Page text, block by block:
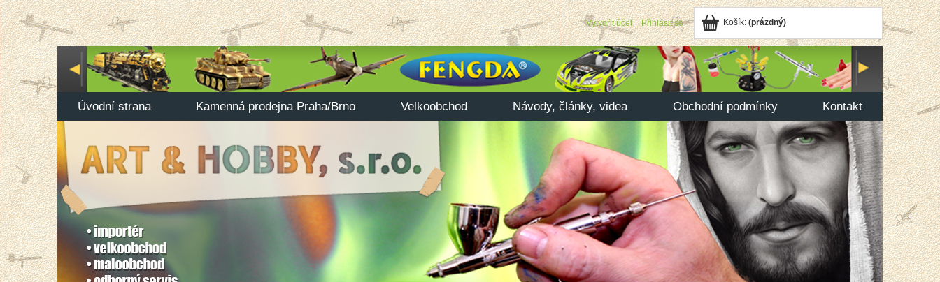
Košík: (prázdný)
Vytvořit účet Přihlásit se
Úvodní strana Kamenná prodejna Praha/Brno Velkoobchod Návody, články, videa Obchodní podmínky Kontakt